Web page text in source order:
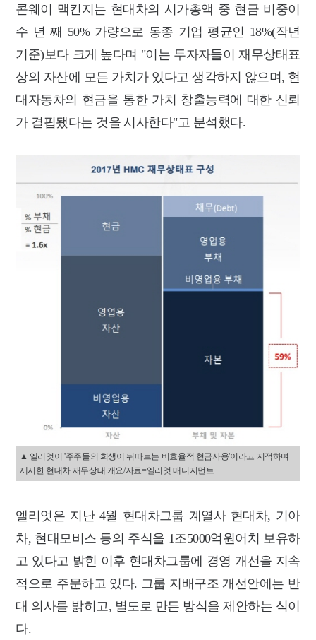
콘웨이 맥킨지는 현대차의 시가총액 중 현금 비중이
수 년 째 50% 가량으로 동종 기업 평균인 18%(작년
기준)보다 크게 높다며 "이는 투자자들이 재무상태표
상의 자산에 모든 가치가 있다고 생각하지 않으며, 현
대자동차의 현금을 통한 가치 창출능력에 대한 신뢰
가 결핍됐다는 것을 시사한다"고 분석했다.
▲ 엘리엇이 '주주들의 희생이 뒤따르는 비효율적 현금사용'이라고 지적하며
제시한 현대차 재무상태 개요/자료=엘리엇 매니지먼트
엘리엇은 지난 4월 현대차그룹 계열사 현대차, 기아
차, 현대모비스 등의 주식을 1조5000억원어치 보유하
고 있다고 밝힌 이후 현대차그룹에 경영 개선을 지속
적으로 주문하고 있다. 그룹 지배구조 개선안에는 반
대 의사를 밝히고, 별도로 만든 방식을 제안하는 식이
다.